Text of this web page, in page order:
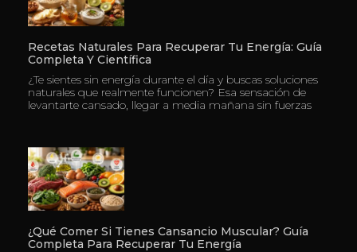
Recetas Naturales Para Recuperar Tu Energía: Guía
Completa Y Científica
¿Te sientes sin energía durante el día y buscas soluciones
naturales que realmente funcionen? Esa sensación de
levantarte cansado, llegar a media mañana sin fuerzas
¿Qué Comer Si Tienes Cansancio Muscular? Guía
Completa Para Recuperar Tu Energía